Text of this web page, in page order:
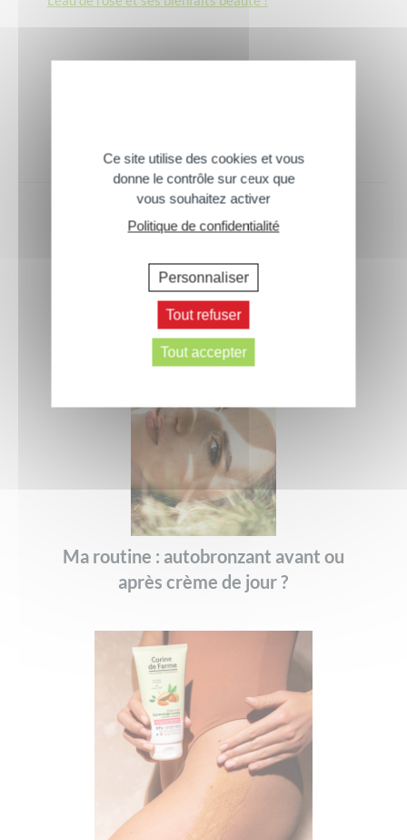
Ces conseils peuvent aussi vous
intéresser
Ma routine : autobronzant avant ou
après crème de jour ?
Ce site utilise des cookies et vous
donne le contrôle sur ceux que
vous souhaitez activer
Politique de confidentialité
Personnaliser
Tout refuser
Tout accepter